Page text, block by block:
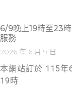
6/9晚上19時至23
服務
2026 年 6 月 9 日
本網站訂於 115年
19時